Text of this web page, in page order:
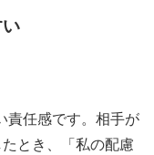
責任感です。相手が
とき、「私の配慮